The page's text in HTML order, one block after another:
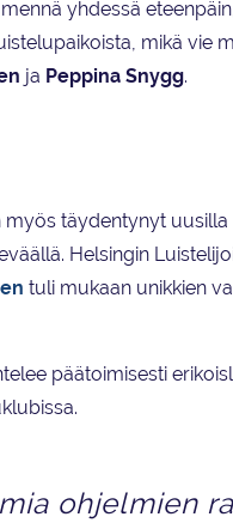
yhdessä
mikä vie
ja Peppina Snygg.
täydentynyt uusilla
Helsingin
tuli mukaan unikkien
päätoimisesti
ohjelmien